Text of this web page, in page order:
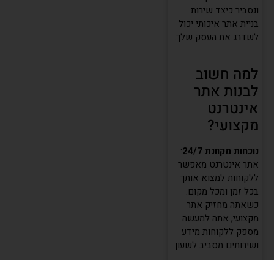
ונסביר כיצד שירות
בניית אתר איכותי יכול
לשדרג את העסק שלך.
למה חשוב
לבנות אתר
אינטרנט
מקצועי?
נוכחות מקוונת 24/7
:
אתר אינטרנט מאפשר
ללקוחות למצוא אותך
בכל זמן ומכל מקום.
כשאתה מחזיק אתר
מקצועי, אתה למעשה
מספק ללקוחות מידע
ושירותים מסביב לשעון.